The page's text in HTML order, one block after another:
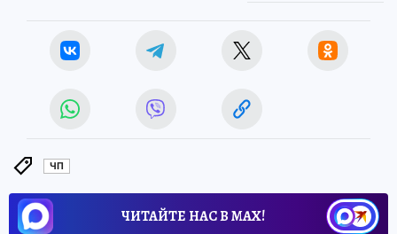
ЧП
ЧИТАЙТЕ НАС В МАХ!